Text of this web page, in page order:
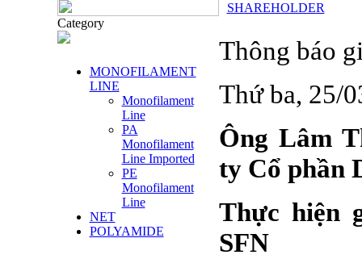
Category
MONOFILAMENT
LINE
Monofilament
Line
PA
Monofilament
Line Imported
PE
Monofilament
Line
NET
POLYAMIDE
SHAREHOLDER
Thông báo
Thứ ba, 25/
Ông Lâm
ty Cổ phần
Thực hiện
SFN